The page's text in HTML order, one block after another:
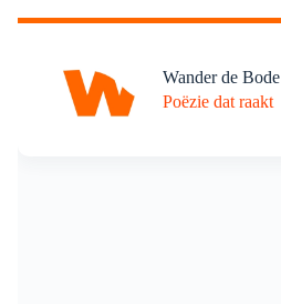
Ga
Wander de Bode
Poëzie dat raakt